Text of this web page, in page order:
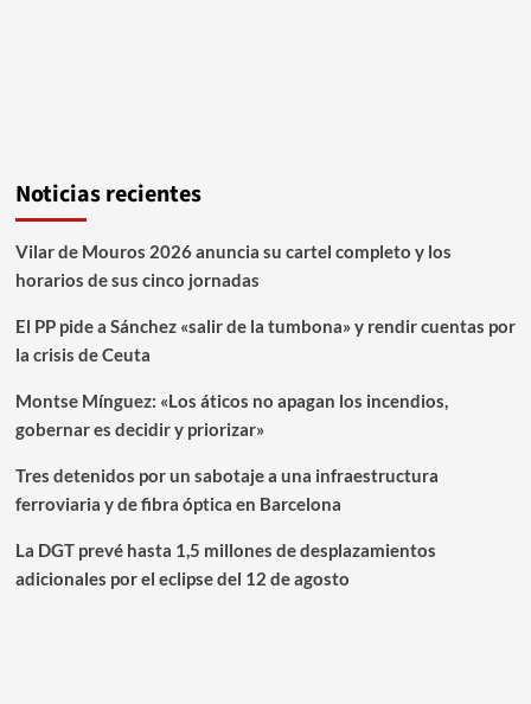
Noticias recientes
Vilar de Mouros 2026 anuncia su cartel completo y los
horarios de sus cinco jornadas
El PP pide a Sánchez «salir de la tumbona» y rendir cuentas por
la crisis de Ceuta
Montse Mínguez: «Los áticos no apagan los incendios,
gobernar es decidir y priorizar»
Tres detenidos por un sabotaje a una infraestructura
ferroviaria y de fibra óptica en Barcelona
La DGT prevé hasta 1,5 millones de desplazamientos
adicionales por el eclipse del 12 de agosto